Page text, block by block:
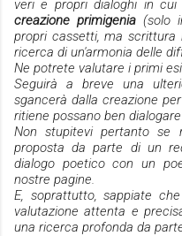
veri e propri dialoghi in cui
creazione primigenia(solo
propri cassetti, ma scrittura
ricerca di un'armonia delle
Ne potrete valutare i primi
Seguirà a breve una
sgancerà dalla creazione
ritiene possano ben
Non stupitevi pertanto se
proposta da parte di un
dialogo poetico con un
nostre pagine.
E, soprattutto, sappiate
valutazione attenta e
una ricerca profonda da